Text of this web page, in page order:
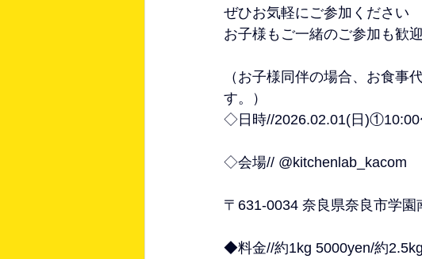
ぜひお気軽にご参加ください
お子様もご一緒のご参加も歓迎
（お子様同伴の場合、お食事
す。）
◇日時//2026.02.01(日
◇会場// @kitchenlab_kacom
〒631-0034 奈良県奈良市学園
◆料金//約1kg 5000yen/約